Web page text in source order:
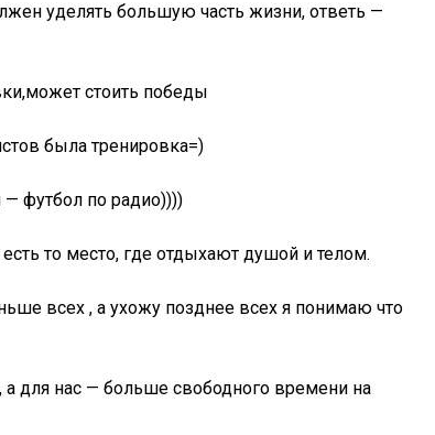
уделять большую часть жизни, ответь —
стоить победы
была тренировка=)
— футбол по радио))))
то место, где отдыхают душой и телом.
всех , а ухожу позднее всех я понимаю что
для нас — больше свободного времени на